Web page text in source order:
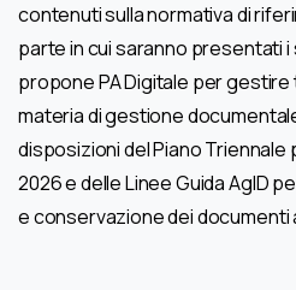
contenuti sulla normativa di
parte in cui saranno presentati
propone PA Digitale per gestire
materia di gestione
disposizioni del Piano Triennale
2026 e delle Linee Guida AgID
e conservazione dei documenti